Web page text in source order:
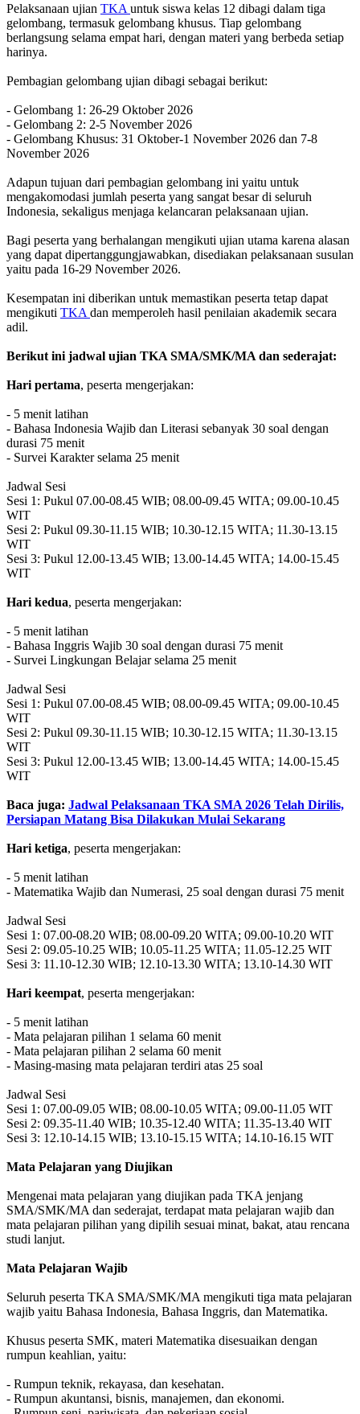
Pelaksanaan ujian TKA untuk siswa kelas 12 dibagi dalam tiga
gelombang, termasuk gelombang khusus. Tiap gelombang
berlangsung selama empat hari, dengan materi yang berbeda setiap
harinya.
Pembagian gelombang ujian dibagi sebagai berikut:
- Gelombang 1: 26-29 Oktober 2026
- Gelombang 2: 2-5 November 2026
- Gelombang Khusus: 31 Oktober-1 November 2026 dan 7-8
November 2026
Adapun tujuan dari pembagian gelombang ini yaitu untuk
mengakomodasi jumlah peserta yang sangat besar di seluruh
Indonesia, sekaligus menjaga kelancaran pelaksanaan ujian.
Bagi peserta yang berhalangan mengikuti ujian utama karena alasan
yang dapat dipertanggungjawabkan, disediakan pelaksanaan susulan
yaitu pada 16-29 November 2026.
Kesempatan ini diberikan untuk memastikan peserta tetap dapat
mengikuti TKA dan memperoleh hasil penilaian akademik secara
adil.
Berikut ini jadwal ujian TKA SMA/SMK/MA dan sederajat:
Hari pertama, peserta mengerjakan:
- 5 menit latihan
- Bahasa Indonesia Wajib dan Literasi sebanyak 30 soal dengan
durasi 75 menit
- Survei Karakter selama 25 menit
Jadwal Sesi
Sesi 1: Pukul 07.00-08.45 WIB; 08.00-09.45 WITA; 09.00-10.45
WIT
Sesi 2: Pukul 09.30-11.15 WIB; 10.30-12.15 WITA; 11.30-13.15
WIT
Sesi 3: Pukul 12.00-13.45 WIB; 13.00-14.45 WITA; 14.00-15.45
WIT
Hari kedua, peserta mengerjakan:
- 5 menit latihan
- Bahasa Inggris Wajib 30 soal dengan durasi 75 menit
- Survei Lingkungan Belajar selama 25 menit
Jadwal Sesi
Sesi 1: Pukul 07.00-08.45 WIB; 08.00-09.45 WITA; 09.00-10.45
WIT
Sesi 2: Pukul 09.30-11.15 WIB; 10.30-12.15 WITA; 11.30-13.15
WIT
Sesi 3: Pukul 12.00-13.45 WIB; 13.00-14.45 WITA; 14.00-15.45
WIT
Baca juga: Jadwal Pelaksanaan TKA SMA 2026 Telah Dirilis,
Persiapan Matang Bisa Dilakukan Mulai Sekarang
Hari ketiga, peserta mengerjakan:
- 5 menit latihan
- Matematika Wajib dan Numerasi, 25 soal dengan durasi 75 menit
Jadwal Sesi
Sesi 1: 07.00-08.20 WIB; 08.00-09.20 WITA; 09.00-10.20 WIT
Sesi 2: 09.05-10.25 WIB; 10.05-11.25 WITA; 11.05-12.25 WIT
Sesi 3: 11.10-12.30 WIB; 12.10-13.30 WITA; 13.10-14.30 WIT
Hari keempat, peserta mengerjakan:
- 5 menit latihan
- Mata pelajaran pilihan 1 selama 60 menit
- Mata pelajaran pilihan 2 selama 60 menit
- Masing-masing mata pelajaran terdiri atas 25 soal
Jadwal Sesi
Sesi 1: 07.00-09.05 WIB; 08.00-10.05 WITA; 09.00-11.05 WIT
Sesi 2: 09.35-11.40 WIB; 10.35-12.40 WITA; 11.35-13.40 WIT
Sesi 3: 12.10-14.15 WIB; 13.10-15.15 WITA; 14.10-16.15 WIT
Mata Pelajaran yang Diujikan
Mengenai mata pelajaran yang diujikan pada TKA jenjang
SMA/SMK/MA dan sederajat, terdapat mata pelajaran wajib dan
mata pelajaran pilihan yang dipilih sesuai minat, bakat, atau rencana
studi lanjut.
Mata Pelajaran Wajib
Seluruh peserta TKA SMA/SMK/MA mengikuti tiga mata pelajaran
wajib yaitu Bahasa Indonesia, Bahasa Inggris, dan Matematika.
Khusus peserta SMK, materi Matematika disesuaikan dengan
rumpun keahlian, yaitu:
- Rumpun teknik, rekayasa, dan kesehatan.
- Rumpun akuntansi, bisnis, manajemen, dan ekonomi.